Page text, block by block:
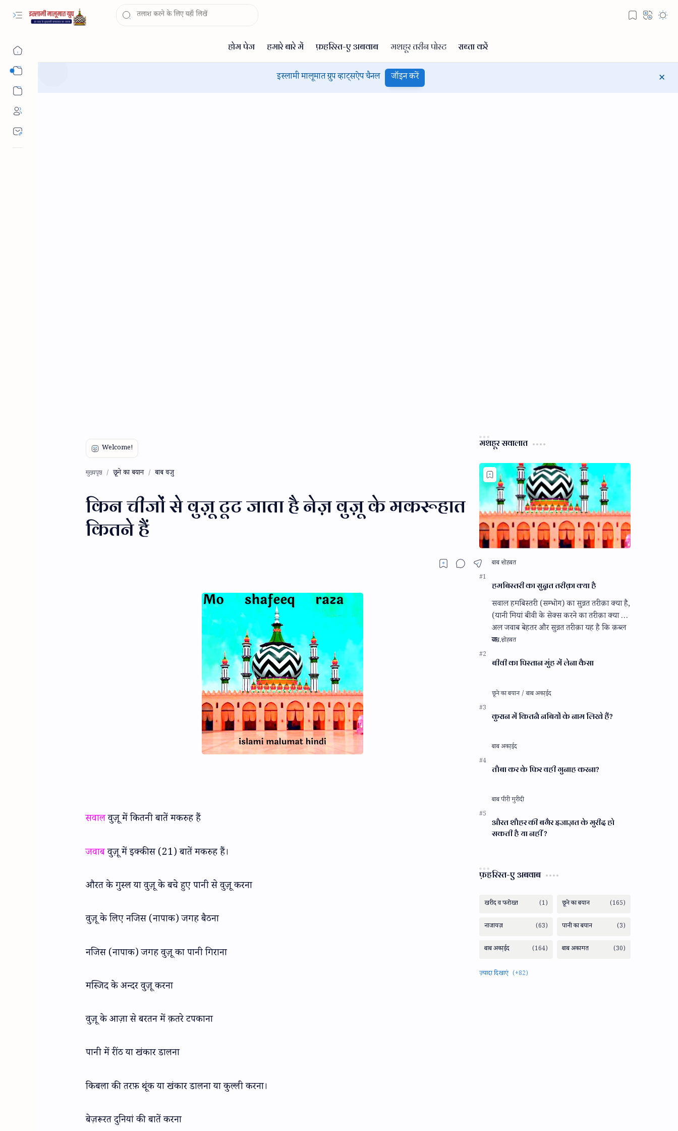
इस्लामी मालूमात ग्रुप व्हाट्सऐप चैनल जॉइन करें
मुख्यपृष्ठ छूने का बयान बाब वजु
किन चीजों से वुज़ू टूट जाता है नेज़ वुज़ू के मकरूहात
कितने हैं
सवालवुज़ू में कितनी बातें मकरुह हैं
जवाबवुज़ू में इक्कीस (21) बातें मकरुह हैं।
औरत के गुस्ल या वुज़ू के बचे हुए पानी से वुज़ू करना
वुज़ू के लिए नजिस (नापाक) जगह बैठना
नजिस (नापाक) जगह वुज़ू का पानी गिराना
मस्जिद के अन्दर वुज़ू करना
वुज़ू के आज़ा से बरतन में क़तरे टपकाना
पानी में रींठ या खंकार डालना
किबला की तरफ़ थूंक या खंकार डालना या कुल्ली करना।
बेज़रूरत दुनियां की बातें करना
मशहूर सवालात
हमबिस्तरी का सुन्नत तरीक़ा क्या है
सवाल हमबिस्तरी (सम्भोग) का सुन्नत तरीक़ा क्या है,
(यानी मियां बीवी के सेक्स करने का तरीक़ा क्या है)
अल जवाब बेहतर और सुन्नत तरीक़ा यह है कि क़ब्ल
ज…
बीवी का पिस्तान मुंह में लेना कैसा
कुरान में कितनै नबियों के नाम लिखे हैं?
तौबा कर के फिर वही गुनाह करना?
औरत शौहर की बगैर इजाज़त के मुरीद हो
सकती है या नहीं ?
फ़हरिस्त-ए अबवाब